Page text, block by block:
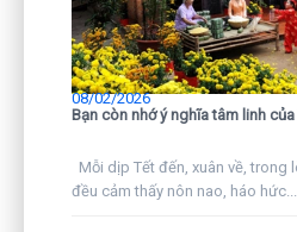
Bạn còn nhớ ý nghĩa tâm linh
08/02/2026
Mỗi dịp Tết đến, xuân về, trong
đều cảm thấy nôn nao, háo hức...